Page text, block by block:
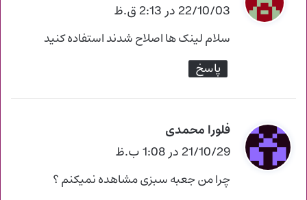
ف
ت
22/10/03 در 2:13 ق.ظ
سلام لینک ها اصلاح شدند استفاده کنید
پاسخ
فلورا محمدی
ف
21/10/29 در 1:08 ب.ظ
چرا من جعبه سبزی مشاهده نمیکنم ؟